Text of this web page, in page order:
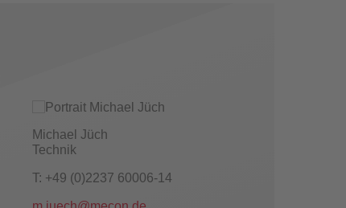
Michael Jüch
Technik
T: +49 (0)2237 60006-14